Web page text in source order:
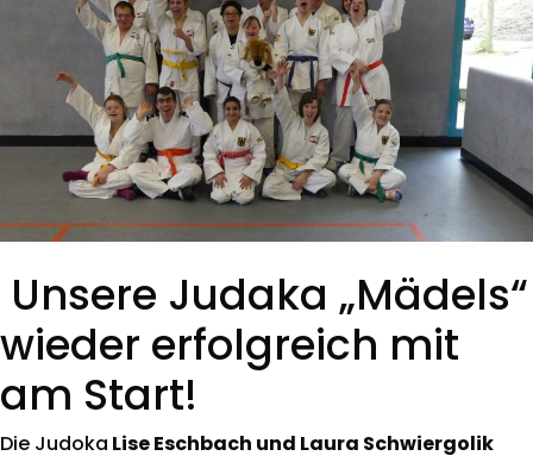
Unsere Judaka „Mädels“
wieder erfolgreich mit
am Start!
Die Judoka Lise Eschbach und Laura Schwiergolik